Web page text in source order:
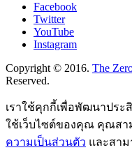
Facebook
Twitter
YouTube
Instagram
Copyright © 2016. The
Reserved.
เราใช้คุกกี้เพื่อพัฒนาปร
ใช้เว็บไซต์ของคุณ คุณสา
ความเป็นส่วนตัว และสาม